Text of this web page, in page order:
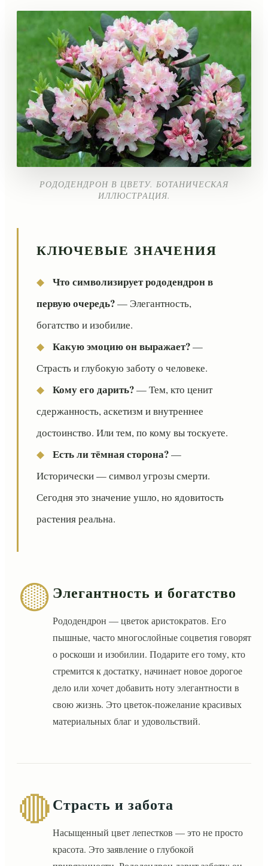
РОДОДЕНДРОН В ЦВЕТУ. БОТАНИЧЕСКАЯ
ИЛЛЮСТРАЦИЯ.
КЛЮЧЕВЫЕ ЗНАЧЕНИЯ
◆
Что символизирует рододендрон в
первую очередь?— Элегантность,
богатство и изобилие.
◆
Какую эмоцию он выражает?—
Страсть и глубокую заботу о человеке.
◆
Кому его дарить?— Тем, кто ценит
сдержанность, аскетизм и внутреннее
достоинство. Или тем, по кому вы тоскуете.
◆
Есть ли тёмная сторона?—
Исторически — символ угрозы смерти.
Сегодня это значение ушло, но ядовитость
растения реальна.
🟡 Элегантность и богатство
Рододендрон — цветок аристократов. Его
пышные, часто многослойные соцветия говорят
о роскоши и изобилии. Подарите его тому, кто
стремится к достатку, начинает новое дорогое
дело или хочет добавить ноту элегантности в
свою жизнь. Это цветок-пожелание красивых
материальных благ и удовольствий.
🔴Страсть и забота
Насыщенный цвет лепестков — это не просто
красота. Это заявление о глубокой